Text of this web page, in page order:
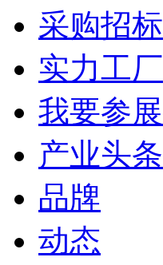
采购招标
实力工厂
我要参展
产业头条
品牌
动态